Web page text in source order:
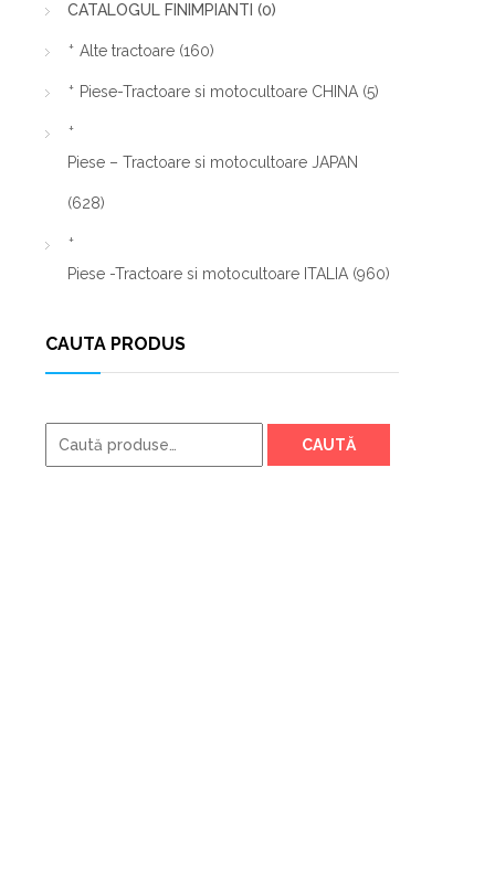
CATALOGUL FINIMPIANTI (0)
Alte tractoare (160)
Piese-Tractoare si motocultoare CHINA (5)
Piese – Tractoare si motocultoare JAPAN
(628)
Piese -Tractoare si motocultoare ITALIA (960)
CAUTA PRODUS
Caută
după:
CAUTĂ